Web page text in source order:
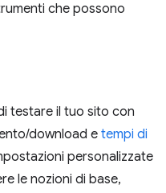
che possono
testare il tuo sito con
download e tempi di
personalizzate
le nozioni di base,